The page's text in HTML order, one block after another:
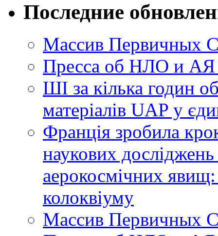
Последние
Массив Первичных
Пресса об НЛО и
ШІ за кілька годин
матеріалів UAP у
Франція зробила
наукових
аерокосмічних
колоквіуму
Массив Первичных